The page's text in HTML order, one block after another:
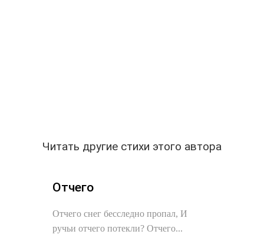
Читать другие стихи этого автора
Отчего
Отчего снег бесследно пропал, И
ручьи отчего потекли? Отчего...